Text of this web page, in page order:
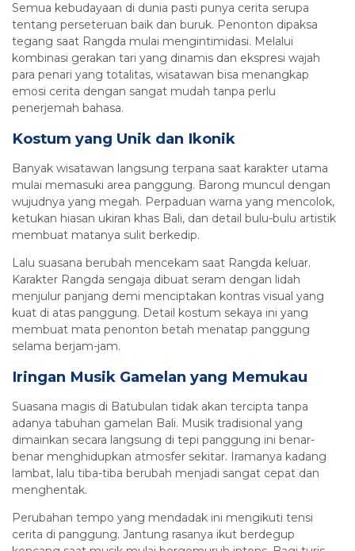
Semua kebudayaan di dunia pasti punya cerita serupa
tentang perseteruan baik dan buruk. Penonton dipaksa
tegang saat Rangda mulai mengintimidasi. Melalui
kombinasi gerakan tari yang dinamis dan ekspresi wajah
para penari yang totalitas, wisatawan bisa menangkap
emosi cerita dengan sangat mudah tanpa perlu
penerjemah bahasa.
Kostum yang Unik dan Ikonik
Banyak wisatawan langsung terpana saat karakter utama
mulai memasuki area panggung. Barong muncul dengan
wujudnya yang megah. Perpaduan warna yang mencolok,
ketukan hiasan ukiran khas Bali, dan detail bulu-bulu artistik
membuat matanya sulit berkedip.
Lalu suasana berubah mencekam saat Rangda keluar.
Karakter Rangda sengaja dibuat seram dengan lidah
menjulur panjang demi menciptakan kontras visual yang
kuat di atas panggung. Detail kostum sekaya ini yang
membuat mata penonton betah menatap panggung
selama berjam-jam.
Iringan Musik Gamelan yang Memukau
Suasana magis di Batubulan tidak akan tercipta tanpa
adanya tabuhan gamelan Bali. Musik tradisional yang
dimainkan secara langsung di tepi panggung ini benar-
benar menghidupkan atmosfer sekitar. Iramanya kadang
lambat, lalu tiba-tiba berubah menjadi sangat cepat dan
menghentak.
Perubahan tempo yang mendadak ini mengikuti tensi
cerita di panggung. Jantung rasanya ikut berdegup